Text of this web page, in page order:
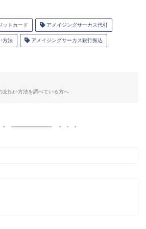
ットカード アメイジングサーカス代引
方法 アメイジングサーカス銀行振込
支払い方法を調べている方へ